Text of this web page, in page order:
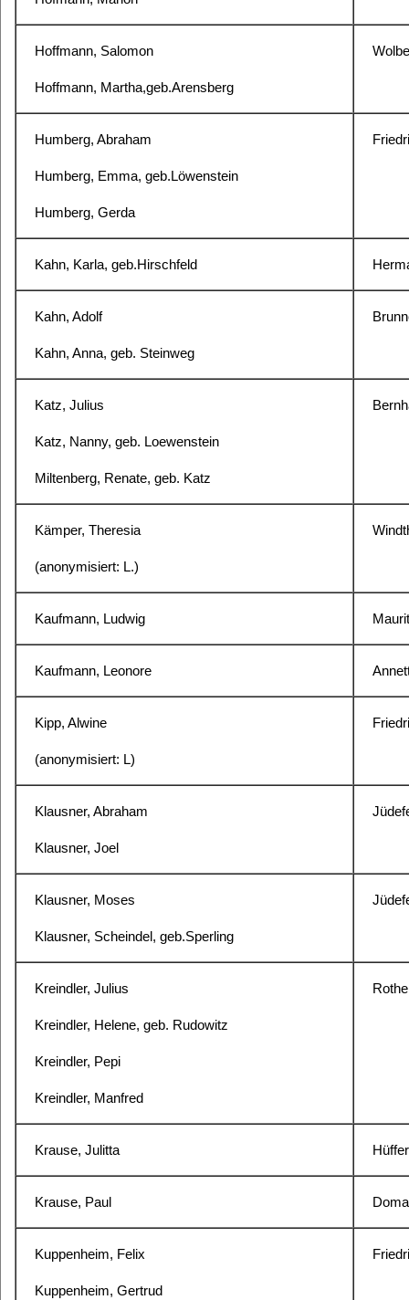
Hoffmann, Salomon
Hoffmann, Martha,geb.Arensberg
Humberg, Abraham
Humberg, Emma, geb.Löwenstein
Humberg, Gerda
Kahn, Karla, geb.Hirschfeld
Kahn, Adolf
Kahn, Anna, geb. Steinweg
Katz, Julius
Katz, Nanny, geb. Loewenstein
Miltenberg, Renate, geb. Katz
Kämper, Theresia
(anonymisiert: L.)
Kaufmann, Ludwig
Kaufmann, Leonore
Kipp, Alwine
(anonymisiert: L)
Klausner, Abraham
Klausner, Joel
Klausner, Moses
Klausner, Scheindel, geb.Sperling
Kreindler, Julius
Kreindler, Helene, geb. Rudowitz
Kreindler, Pepi
Kreindler, Manfred
Krause, Julitta
Krause, Paul
Kuppenheim, Felix
Kuppenheim, Gertrud